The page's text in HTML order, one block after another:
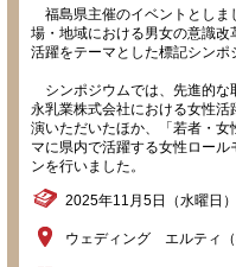
福島県主催のイベントとしま
場・地域における男女の意識
活躍をテーマとした標記シンポ
シンポジウムでは、先進的な
永乳業株式会社における女性
演いただいたほか、「若者・
マに県内で活躍する女性ロー
ンを行いました。
2025年11月5日（水曜日
ウェディング エルティ（